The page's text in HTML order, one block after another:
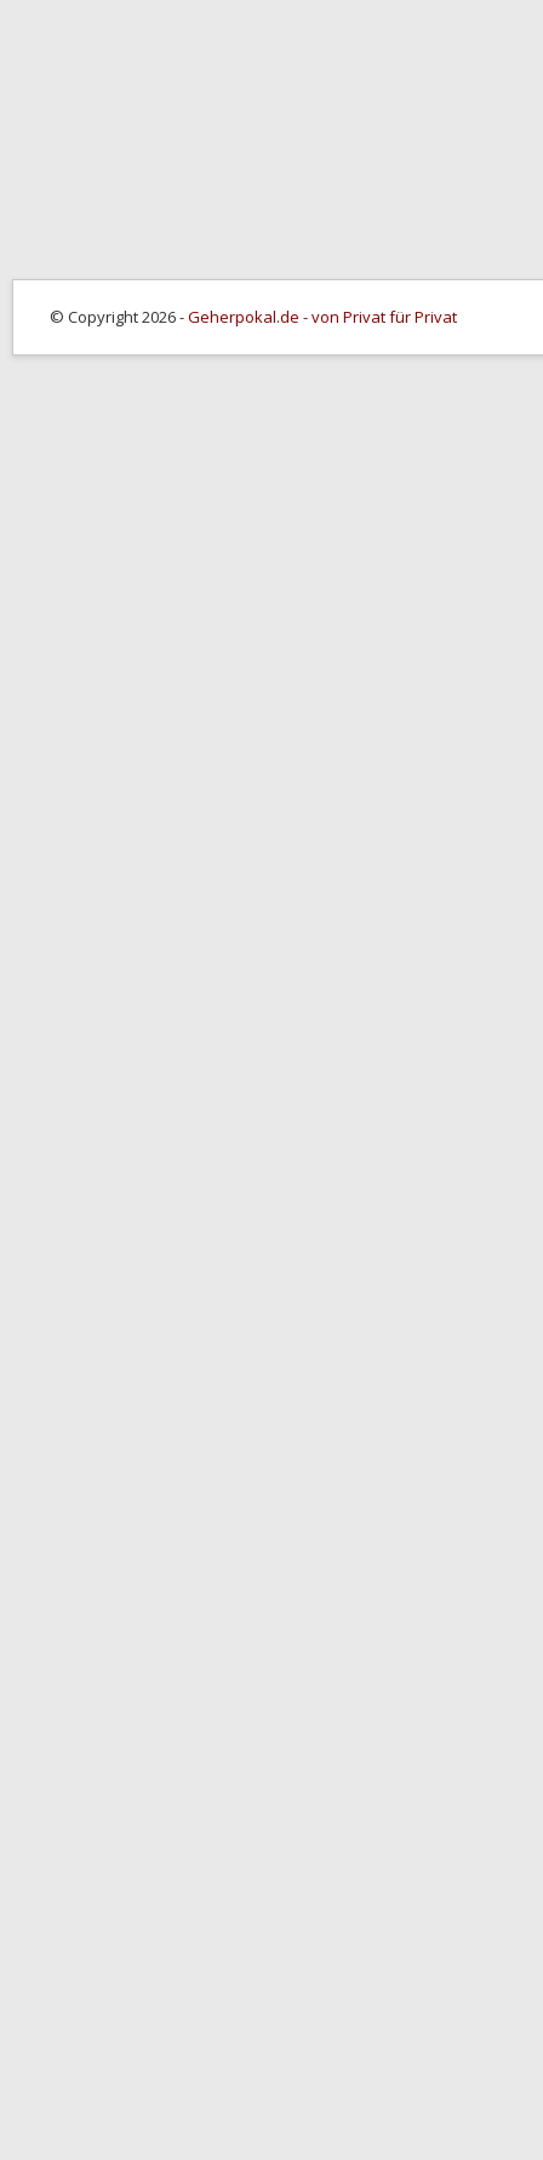
© Copyright 2026 -Geherpokal.de - von Privat für Privat